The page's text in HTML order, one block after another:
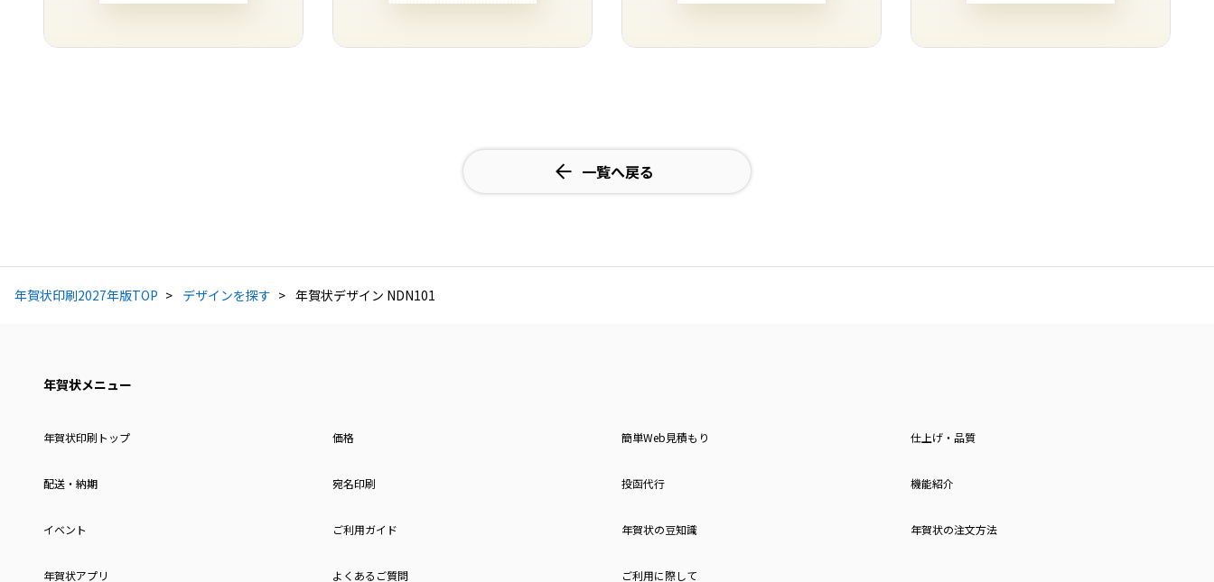
一覧へ戻る
年賀状印刷2027年版TOP デザインを探す 年賀状デザイン NDN101
年賀状メニュー
年賀状印刷トップ 価格 簡単Web見積もり 仕上げ・品質
配送・納期 宛名印刷 投函代行 機能紹介
イベント ご利用ガイド 年賀状の豆知識 年賀状の注文方法
年賀状アプリ よくあるご質問 ご利用に際して